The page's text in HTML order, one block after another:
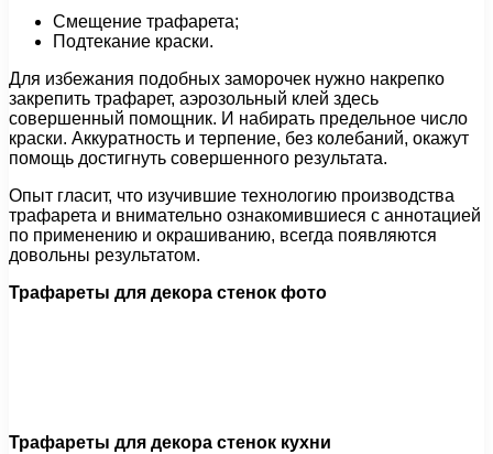
Смещение трафарета;
Подтекание краски.
Для избежания подобных заморочек нужно накрепко
закрепить трафарет, аэрозольный клей здесь
совершенный помощник. И набирать предельное число
краски. Аккуратность и терпение, без колебаний, окажут
помощь достигнуть совершенного результата.
Опыт гласит, что изучившие технологию производства
трафарета и внимательно ознакомившиеся с аннотацией
по применению и окрашиванию, всегда появляются
довольны результатом.
Трафареты для декора стенок фото
Трафареты для декора стенок кухни